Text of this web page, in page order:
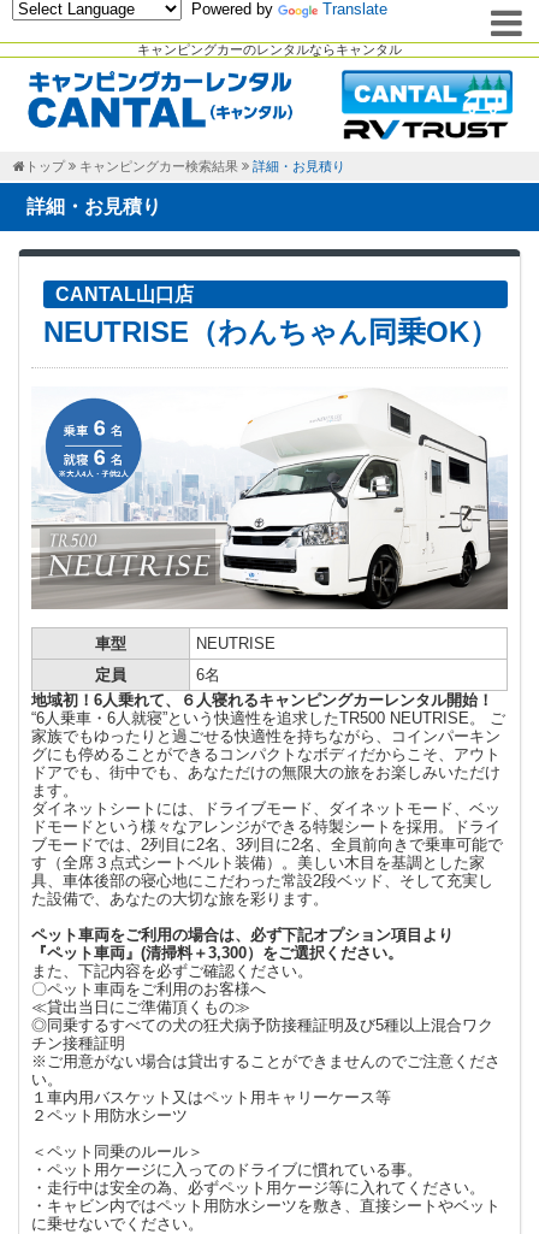
キャンピングカーのレンタルならキャンタル
Powered by Translate
トップ キャンピングカー検索結果 詳細・お見積り
詳細・お見積り
CANTAL山口店
NEUTRISE（わんちゃん同乗OK）
車型
NEUTRISE
定員
6名
地域初！6人乗れて、６人寝れるキャンピングカーレンタル開始！
“6人乗車・6人就寝”という快適性を追求したTR500 NEUTRISE。 ご
家族でもゆったりと過ごせる快適性を持ちながら、コインパーキン
グにも停めることができるコンパクトなボディだからこそ、アウト
ドアでも、街中でも、あなただけの無限大の旅をお楽しみいただけ
ます。
ダイネットシートには、ドライブモード、ダイネットモード、ベッ
ドモードという様々なアレンジができる特製シートを採用。ドライ
ブモードでは、2列目に2名、3列目に2名、全員前向きで乗車可能で
す（全席３点式シートベルト装備）。美しい木目を基調とした家
具、車体後部の寝心地にこだわった常設2段ベッド、そして充実し
た設備で、あなたの大切な旅を彩ります。
ペット車両をご利用の場合は、必ず下記オプション項目より
『ペット車両』(清掃料＋3,300）をご選択ください。
また、下記内容を必ずご確認ください。
〇ペット車両をご利用のお客様へ
≪貸出当日にご準備頂くもの≫
◎同乗するすべての犬の狂犬病予防接種証明及び5種以上混合ワク
チン接種証明
※ご用意がない場合は貸出することができませんのでご注意くださ
い。
１車内用バスケット又はペット用キャリーケース等
２ペット用防水シーツ
＜ペット同乗のルール＞
・ペット用ケージに入ってのドライブに慣れている事。
・走行中は安全の為、必ずペット用ケージ等に入れてください。
・キャビン内ではペット用防水シーツを敷き、直接シートやベット
に乗せないでください。